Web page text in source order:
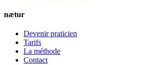
nætur
Devenir praticien
Tarifs
La méthode
Contact